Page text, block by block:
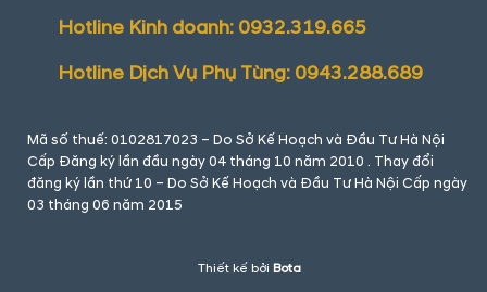
Hotline Kinh doanh: 0932.319.665
Hotline Dịch Vụ Phụ Tùng: 0943.288.689
Mã số thuế: 0102817023 – Do Sở Kế Hoạch và Đầu Tư Hà Nội
Cấp Đăng ký lần đầu ngày 04 tháng 10 năm 2010 . Thay đổi
đăng ký lần thứ 10 – Do Sở Kế Hoạch và Đầu Tư Hà Nội Cấp ngày
03 tháng 06 năm 2015
Thiết kế bởi Bota